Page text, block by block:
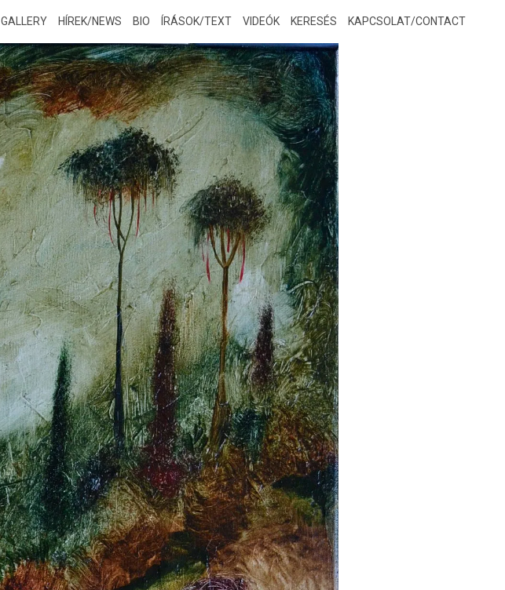
GALLERY HÍREK/NEWS BIO ÍRÁSOK/TEXT VIDEÓK KERESÉS KAPCSOLAT/CONTACT